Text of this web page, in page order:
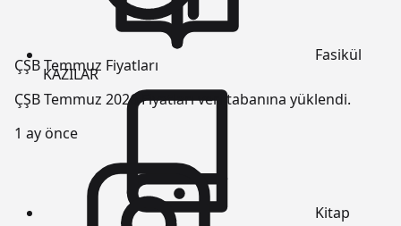
ÇŞB Temmuz Fiyatları
ÇŞB Temmuz 2026 Fiyatları veri tabanına yüklendi.
1 ay önce
Fasikül
KAZILAR
Kitap